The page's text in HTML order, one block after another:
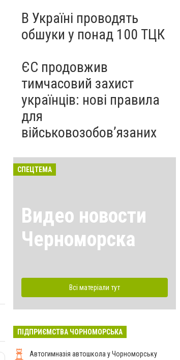
В Україні проводять
обшуки у понад 100 ТЦК
ЄС продовжив
тимчасовий захист
українців: нові правила
для
військовозобов’язаних
СПЕЦТЕМА
Видео новости
Черноморска
Всі матеріали тут
ПІДПРИЄМСТВА ЧОРНОМОРСЬКА
Автогимназія автошкола у Чорноморську